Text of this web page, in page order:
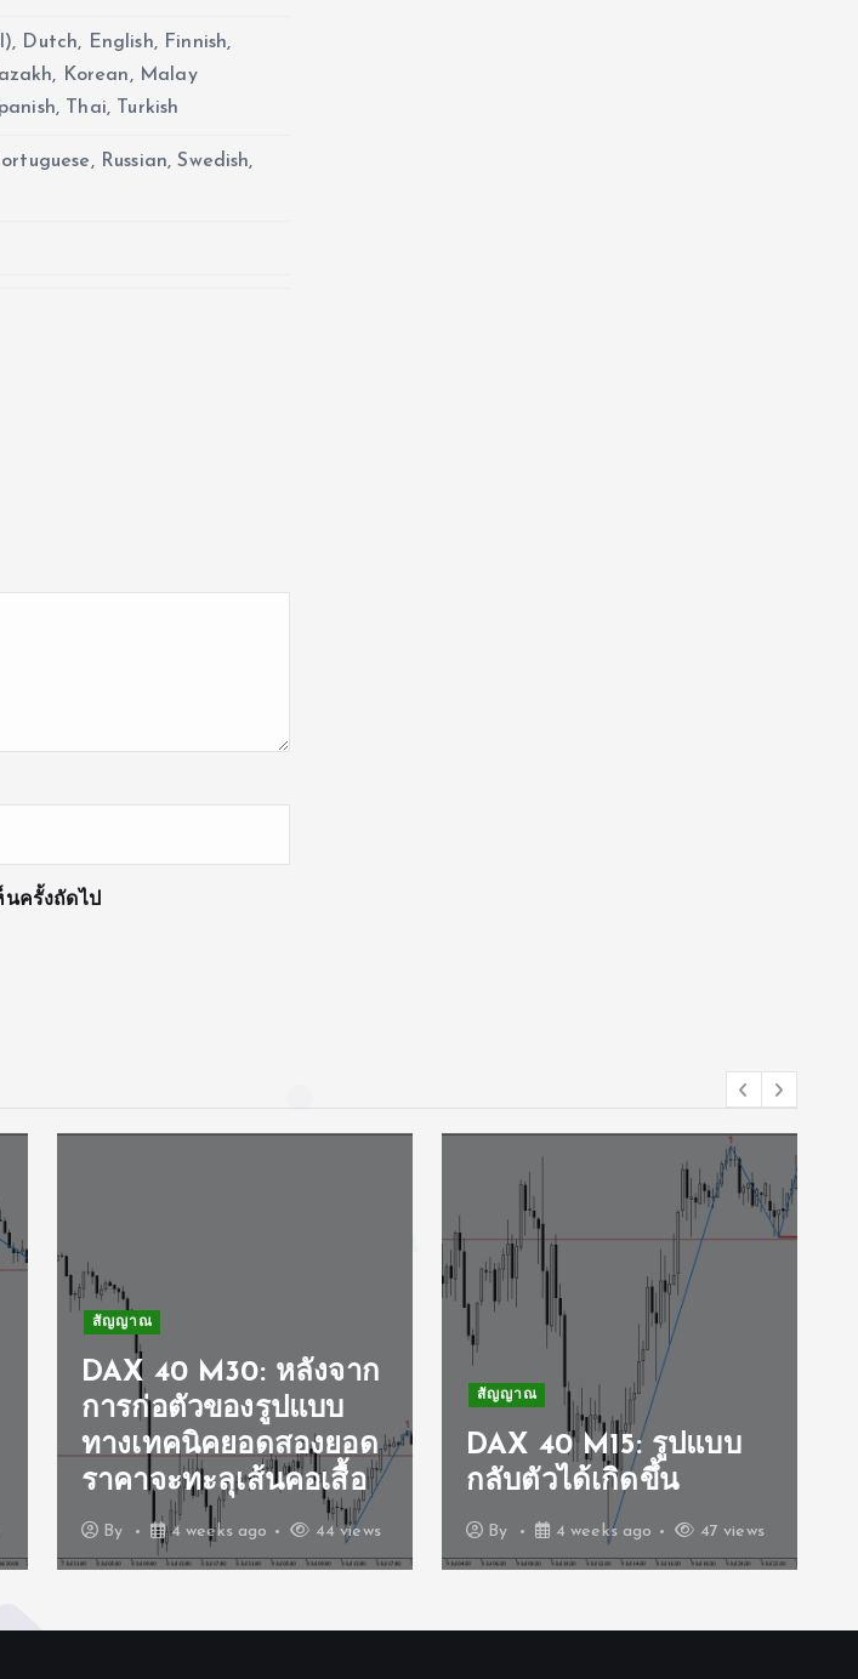
Dutch, English, Finnish,
Korean, Malay
Thai, Turkish
Russian, Swedish,
นครั้งถัดไป
สัญญาณ
DAX 40 M30: หลังจาก
การก่อตัวของรูปแบบ
ทางเทคนิคยอดสองยอด
ราคาจะทะลุเส้นคอเสื้อ
By 4 weeks ago 44 views
สัญญาณ
DAX 40 M15: รูปแบบ
กลับตัวได้เกิดขึ้น
By 4 weeks ago 47 views